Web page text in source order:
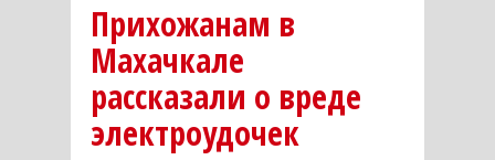
Прихожанам в
Махачкале
рассказали о вреде
электроудочек